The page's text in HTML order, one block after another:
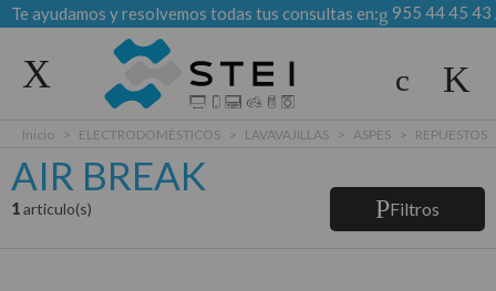
Te ayudamos y resolvemos todas tus consultas en: 955 44 45 43
Todas las categorias
Inicio > ELECTRODOMÉSTICOS > LAVAVAJILLAS > ASPES > REPUESTOS
AIR BREAK
1articulo(s) Filtros